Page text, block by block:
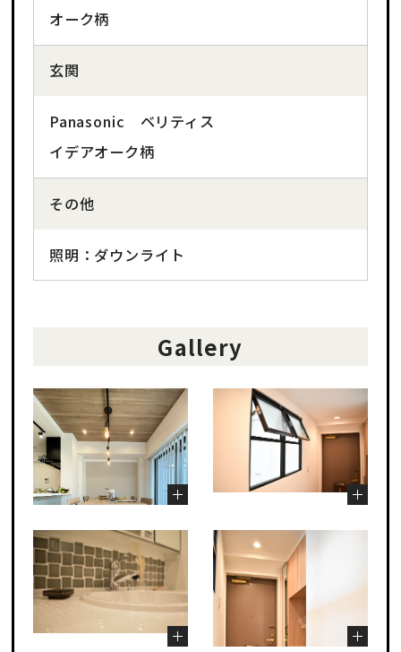
オーク柄
玄関
Panasonic ベリティス
イデアオーク柄
その他
照明：ダウンライト
Gallery